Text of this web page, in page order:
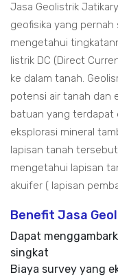
Jasa Geolistrik
geofisika yang
mengetahui
listrik DC (Direct
ke dalam tanah.
potensi air tanah dan
batuan yang terdapat
eksplorasi mineral
lapisan tanah
mengetahui lapisan
akuifer ( lapisan
Benefit Jasa
Dapat
singkat
Biaya survey yang